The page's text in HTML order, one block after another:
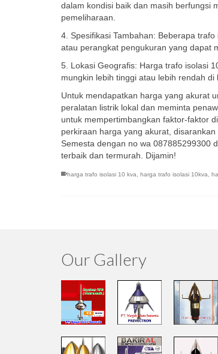
dalam kondisi baik dan masih berfungsi
pemeliharaan.
4. Spesifikasi Tambahan: Beberapa
atau perangkat pengukuran yang dapat
5. Lokasi Geografis: Harga trafo isolasi
mungkin lebih tinggi atau lebih rendah
Untuk mendapatkan harga yang akurat
peralatan listrik lokal dan meminta
untuk mempertimbangkan faktor-faktor
perkiraan harga yang akurat,
Semesta dengan no wa 087885299300
terbaik dan termurah. Dijamin!
harga trafo isolasi 10 kva harga trafo isolasi 10kva
Our Gallery